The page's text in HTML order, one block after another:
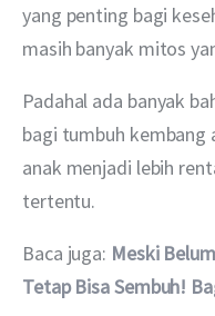
Berita
yang penting bagi
masih banyak mitos
Padahal ada banyak
bagi tumbuh kembang
anak menjadi lebih
tertentu.
Baca juga: Meski
Tetap Bisa Sembuh!